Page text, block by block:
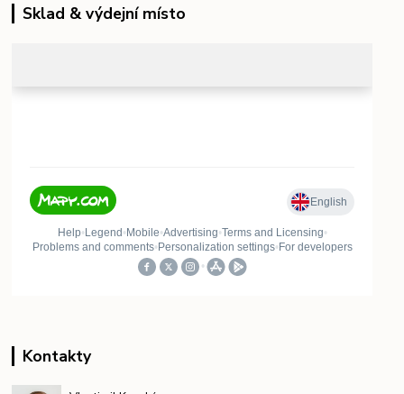
Sklad & výdejní místo
Kontakty